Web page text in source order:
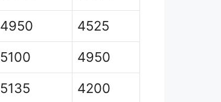
4950
4525
5100
4950
5135
4200